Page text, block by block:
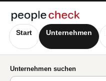
Start Unternehmen
Unternehmen suchen